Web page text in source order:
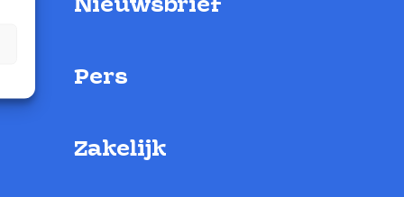
Nieuwsbrief
Pers
Zakelijk